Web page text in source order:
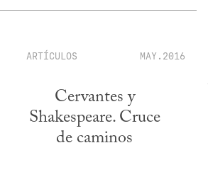
ARTÍCULOS MAY.2016
Cervantes y
Shakespeare. Cruce
de caminos